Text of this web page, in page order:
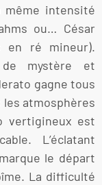
même intensité
ou… César
en ré mineur).
mystère et
gagne tous
atmosphères
vertigineux est
L’éclatant
le départ
La difficulté